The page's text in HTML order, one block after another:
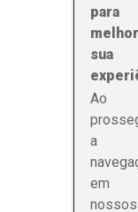
para
sua
Ao
a
em
nossos